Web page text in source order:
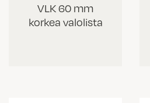
VLK 60 mm
korkea valolista